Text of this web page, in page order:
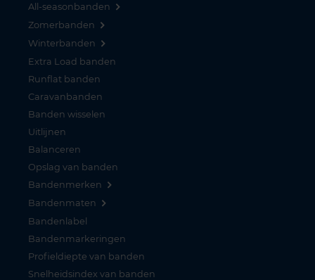
All-seasonbanden
Zomerbanden
Winterbanden
Extra Load banden
Runflat banden
Caravanbanden
Banden wisselen
Uitlijnen
Balanceren
Opslag van banden
Bandenmerken
Bandenmaten
Bandenlabel
Bandenmarkeringen
Profieldiepte van banden
Snelheidsindex van banden